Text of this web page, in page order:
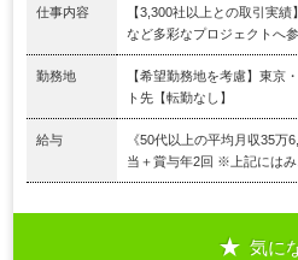
仕事内容
【3,300社以上との取引実
など多彩なプロジェクトへ
勤務地
【希望勤務地を考慮】東京
ト先【転勤なし】
給与
《50代以上の平均月収35万
当＋賞与年2回 ※上記にはみ
気に